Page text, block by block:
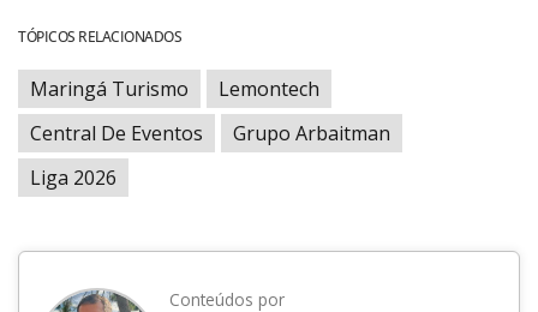
TÓPICOS RELACIONADOS
Maringá Turismo
Lemontech
Central De Eventos
Grupo Arbaitman
Liga 2026
Conteúdos por